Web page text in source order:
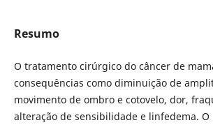
Resumo
O tratamento cirúrgico do câncer de
consequências como diminuição de
movimento de ombro e cotovelo, dor,
alteração de sensibilidade e linfedema.